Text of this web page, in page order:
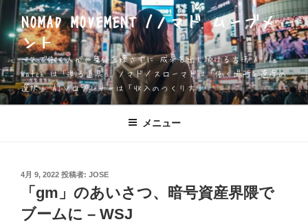
ン
テ
ン
ツ
へ
ス
NOMAD MOVEMENT /ノマド ムーブメ
ント
一人で働く人が、身体を壊さずに 成果を出し続ける方法 Apple
Watch は「測る道具」 ノマド／スローマドは「働く場所と速度の
選択」 AIソロプレナーは「収入のつくり方」
メニュー
投
4月 9, 2022 投稿者: JOSE
「gm」のあいさつ、暗号資産界隈で
ブームに – WSJ